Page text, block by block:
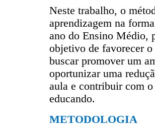
Neste trabalho, o
aprendizagem na
ano do Ensino Médio,
objetivo de favorecer o
buscar promover um
oportunizar uma
aula e contribuir com
educando.
METODOLOGIA